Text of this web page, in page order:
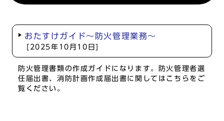
おたすけガイド～防火管理業務～
[2025年10月10日]
防火管理書類の作成ガイドになります。防火管理者選
任届出書、消防計画作成届出書に関してはこちらをご
覧ください。